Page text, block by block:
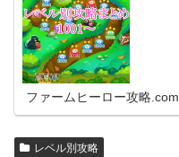
ファームヒーロー攻略.com
レベル別攻略